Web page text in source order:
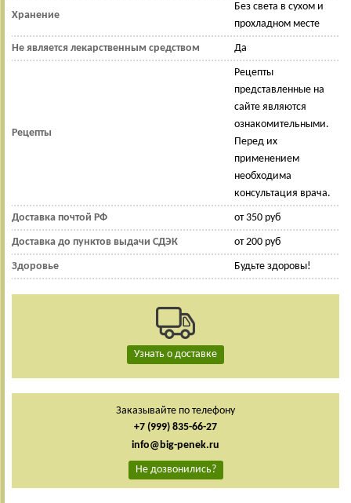
Хранение
Без света в сухом и
прохладном месте
Не является лекарственным средством Да
Рецепты
Рецепты
представленные на
сайте являются
ознакомительными.
Перед их
применением
необходима
консультация врача.
Доставка почтой РФ от 350 руб
Доставка до пунктов выдачи СДЭК от 200 руб
Здоровье Будьте здоровы!
Узнать о доставке
Заказывайте по телефону
+7 (999) 835-66-27
info@big-penek.ru
Не дозвонились?